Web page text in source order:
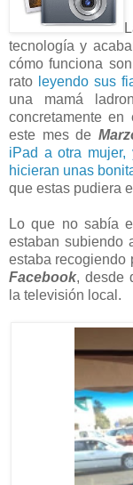
tecnología y
cómo funciona
rato leyendo sus
una mamá
concretamente
este mes de
iPad a otra
hicieran unas
que estas pudiera
Lo que no sabía
estaban subiendo
estaba
Facebook, desde
la televisión local.